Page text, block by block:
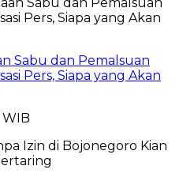
Sabu dan Pemalsuan
Pers, Siapa yang Akan
WIB